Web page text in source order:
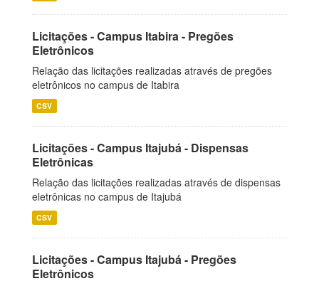
Licitações - Campus Itabira - Pregões
Eletrônicos
Relação das licitações realizadas através de pregões
eletrônicos no campus de Itabira
CSV
Licitações - Campus Itajubá - Dispensas
Eletrônicas
Relação das licitações realizadas através de dispensas
eletrônicas no campus de Itajubá
CSV
Licitações - Campus Itajubá - Pregões
Eletrônicos